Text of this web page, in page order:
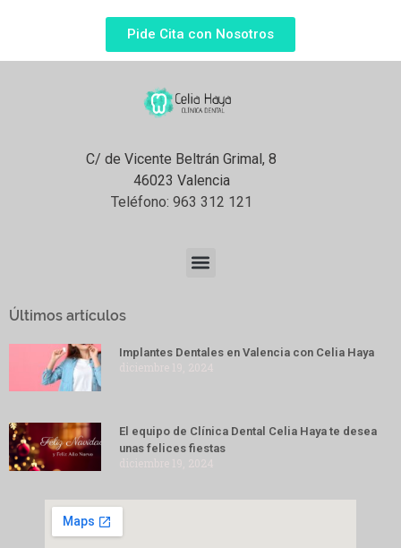
Pide Cita con Nosotros
C/ de Vicente Beltrán Grimal, 8
46023 Valencia
Teléfono: 963 312 121
Últimos artículos
Implantes Dentales en Valencia con Celia Haya
El equipo de Clínica Dental Celia Haya te desea
unas felices fiestas